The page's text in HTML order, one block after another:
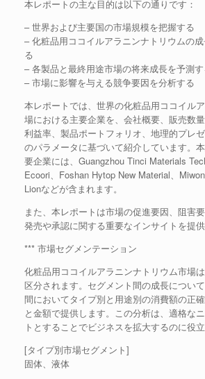
本レポートの主な目的は以下の通りです：
– 世界および主要国の市場規模を把握する
– 化粧品用ココイルアラニンナトリウムの
る
– 各製品と最終用途市場の将来成長を予測
– 市場に影響を与える競争要因を分析する
本レポートでは、世界の化粧品用ココイル
場における主要企業を、会社概要、販売数
利益率、製品ポートフォリオ、地理的プレ
のパラメータに基づいて紹介しています。
要企業には、Guangzhou Tinci Materials
Ecoori、Foshan Hytop New Material、
Lionなどが含まれます。
また、本レポートは市場の促進要因、阻害
発売や承認に関する重要なインサイトを提供
*** 市場セグメンテーション
化粧品用ココイルアラニンナトリウム市場
区分されます。セグメント間の成長につい
間においてタイプ別と用途別の消費額の正
と金額で提供します。この分析は、適格な
トとすることでビジネスを拡大するのに役立
[タイプ別市場セグメント]
固体、液体